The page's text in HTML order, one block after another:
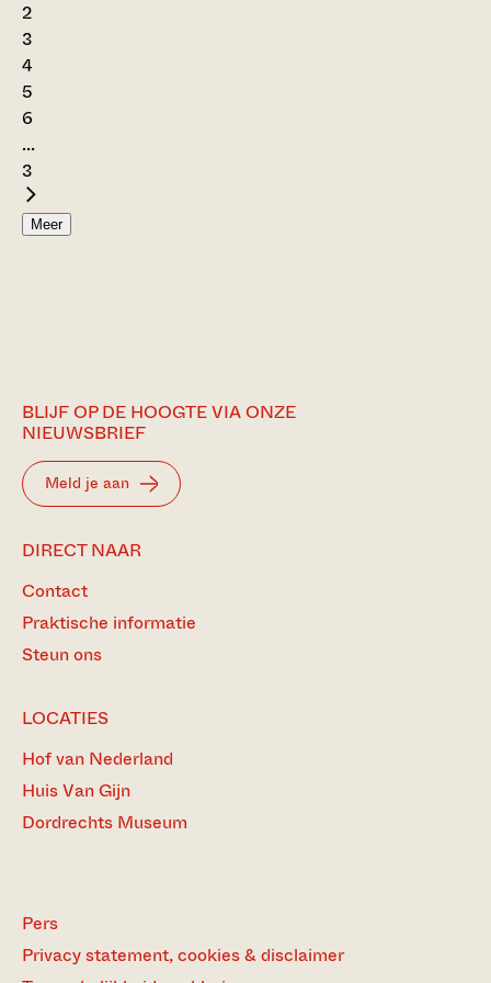
2
3
4
5
6
...
3
Meer
BLIJF OP DE HOOGTE VIA ONZE
NIEUWSBRIEF
Meld je aan
DIRECT NAAR
Contact
Praktische informatie
Steun ons
LOCATIES
Hof van Nederland
Huis Van Gijn
Dordrechts Museum
Pers
Privacy statement, cookies & disclaimer